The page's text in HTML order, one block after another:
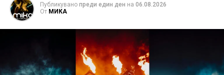
Публикувано преди един ден на 06.08.2026
От МИКА